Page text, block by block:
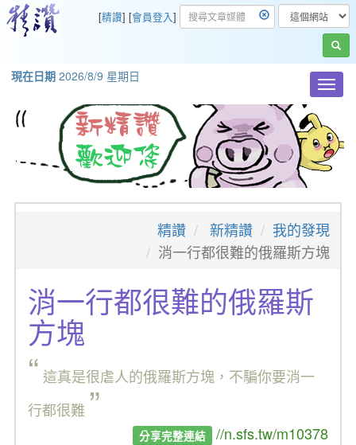
[精讚] [會員登入]
現在日期 2026/8/9 星期日
精讚 新精讚
我的發現
消一行都很難的俄羅斯方塊
消一行都很難的俄羅斯
方塊
“ 這真是很虐人的俄羅斯方塊，不騙你要消一
行都很難 ”
分享完整連結 //n.sfs.tw/m10378